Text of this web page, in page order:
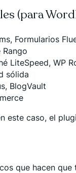
(para
Formularios
Rango
LiteSpeed, WP
sólida
BlogVault
este caso, el
que hacen